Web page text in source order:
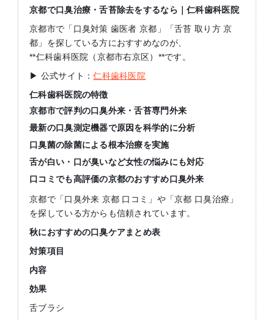
京都で口臭治療・舌苔除去をするなら｜仁科歯科医院
京都市で「口臭対策 歯医者 京都」「舌苔 取り方 京
都」を探している方におすすめなのが、
**仁科歯科医院（京都市右京区）**です。
▶ 公式サイト：仁科歯科医院
仁科歯科医院の特徴
京都市で評判の口臭外来・舌苔専門外来
最新の口臭測定機器で原因を科学的に分析
口臭菌の除菌による根本治療を実施
舌が白い・口が臭いなど女性の悩みにも対応
口コミでも高評価の京都のおすすめ口臭外来
京都で「口臭外来 京都 口コミ」や「京都 口臭治療」
を探している方からも信頼されています。
秋におすすめの口臭ケアまとめ表
対策項目
内容
効果
舌ブラシ